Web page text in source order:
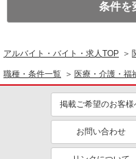
条件を
アルバイト・バイト・求人TOP
職種・条件一覧 医療・介護・福
掲載ご希望のお客様
お問い合わせ